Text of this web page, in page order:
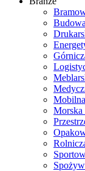
Mobilna
Morska